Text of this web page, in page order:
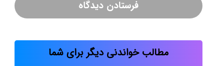
مطالب خواندنی دیگر برای شما